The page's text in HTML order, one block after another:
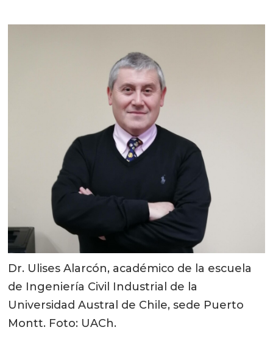
Dr. Ulises Alarcón, académico de la escuela
de Ingeniería Civil Industrial de la
Universidad Austral de Chile, sede Puerto
Montt. Foto: UACh.